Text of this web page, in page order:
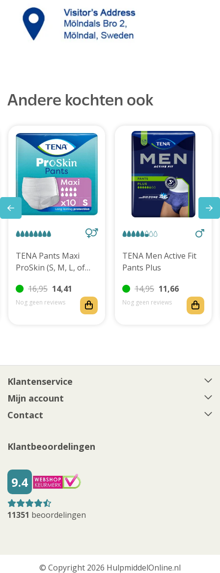
Andere kochten ook
TENA Pants Maxi
ProSkin (S, M, L, of
16,95 14,41
Nog geen reviews
TENA Men Active Fit
Pants Plus
14,95 11,66
Nog geen reviews
Klantenservice
Mijn account
Contact
Klantbeoordelingen
9.4
11351 beoordelingen
© Copyright 2026 HulpmiddelOnline.nl